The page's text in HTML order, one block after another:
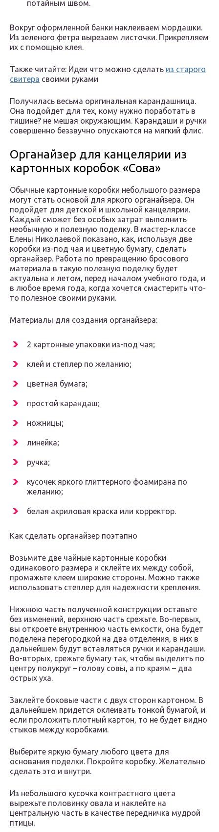
потайным швом.
Вокруг оформленной банки наклеиваем мордашки.
Из зеленого фетра вырезаем листочки. Прикрепляем
их с помощью клея.
Также читайте: Идеи что можно сделать из старого
свитера своими руками
Получилась весьма оригинальная карандашница.
Она подойдет для тех, кому нужно поработать в
тишине? не мешая окружающим. Карандаши и ручки
совершенно беззвучно опускаются на мягкий флис.
Органайзер для канцелярии из
картонных коробок «Сова»
Обычные картонные коробки небольшого размера
могут стать основой для яркого органайзера. Он
подойдет для детской и школьной канцелярии.
Каждый сможет без особых затрат выполнить
необычную и полезную поделку. В мастер-классе
Елены Николаевой показано, как, используя две
коробки из-под чая и цветную бумагу, сделать
органайзер. Работа по превращению бросового
материала в такую полезную поделку будет
актуальна и летом, перед началом учебного года, и
в любое время года, когда хочется смастерить что-
то полезное своими руками.
Материалы для создания органайзера:
2 картонные упаковки из-под чая;
клей и степлер по желанию;
цветная бумага;
простой карандаш;
ножницы;
линейка;
ручка;
кусочек яркого глиттерного фоамирана по
желанию;
белая акриловая краска или корректор.
Как сделать органайзер поэтапно
Возьмите две чайные картонные коробки
одинакового размера и склейте их между собой,
промажьте клеем широкие стороны. Можно также
использовать степлер для надежности крепления.
Нижнюю часть полученной конструкции оставьте
без изменений, верхнюю часть срежьте. Во-первых,
вы откроете внутреннюю часть емкости, она будет
поделена перегородкой на два отделения, в них в
дальнейшем будут вставляться ручки и карандаши.
Во-вторых, срежьте бумагу так, чтобы выделить по
центру полукруг – голову совы, а по краям – два
острых уха.
Заклейте боковые части с двух сторон картоном. В
дальнейшем придется оклеивать тонкой бумагой, и
если проложить плотный картон, то не будет видно
стыков между коробками.
Выберите яркую бумагу любого цвета для
основания поделки. Покройте коробку. Желательно
сделать это и внутри.
Из небольшого кусочка контрастного цвета
вырежьте половинку овала и наклейте на
центральную часть в качестве передничка мудрой
птицы.